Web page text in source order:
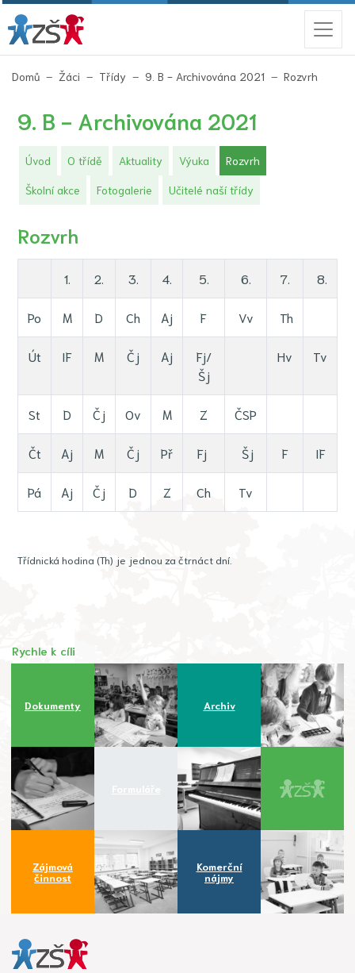
Domů Žáci Třídy 9. B - Archivována 2021 Rozvrh
9. B - Archivována 2021
Úvod O třídě Aktuality Výuka Rozvrh(aktuální)
Školní akce Fotogalerie Učitelé naší třídy
Rozvrh
1. 2. 3. 4. 5. 6. 7. 8.
Po M D Ch Aj F Vv Th
Út IF M Čj Aj
Fj/
Šj
Hv Tv
St D Čj Ov M Z ČSP
Čt Aj M Čj Př Fj Šj F IF
Pá Aj Čj D Z Ch Tv
Třídnická hodina (Th) je jednou za čtrnáct dní.
Rychle k cíli
Dokumenty Archiv
Zájmová
činnost
Komerční
nájmy